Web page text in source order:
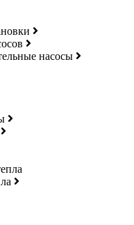
насосы